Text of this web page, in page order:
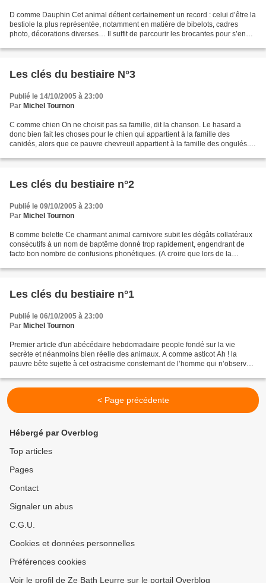
D comme Dauphin Cet animal détient certainement un record : celui d’être la
bestiole la plus représentée, notamment en matière de bibelots, cadres
photo, décorations diverses… Il suffit de parcourir les brocantes pour s’en
Les clés du bestiaire N°3
Publié le 14/10/2005 à 23:00
Par Michel Tournon
C comme chien On ne choisit pas sa famille, dit la chanson. Le hasard a
donc bien fait les choses pour le chien qui appartient à la famille des
canidés, alors que ce pauvre chevreuil appartient à la famille des ongulés.
Les clés du bestiaire n°2
Publié le 09/10/2005 à 23:00
Par Michel Tournon
B comme belette Ce charmant animal carnivore subit les dégâts collatéraux
consécutifs à un nom de baptême donné trop rapidement, engendrant de
facto bon nombre de confusions phonétiques. (A croire que lors de la
Les clés du bestiaire n°1
Publié le 06/10/2005 à 23:00
Par Michel Tournon
Premier article d'un abécédaire hebdomadaire people fondé sur la vie
secrète et néanmoins bien réelle des animaux. A comme asticot Ah ! la
pauvre bête sujette à cet ostracisme consternant de l’homme qui n’observe
< Page précédente
Hébergé par Overblog
Top articles
Pages
Contact
Signaler un abus
C.G.U.
Cookies et données personnelles
Préférences cookies
Voir le profil de Ze Bath Leurre sur le portail Overblog